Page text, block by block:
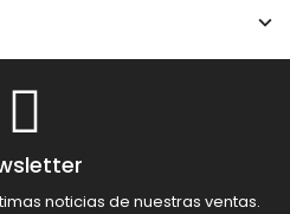
noticias de nuestras ventas.